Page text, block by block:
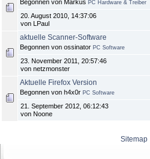
Begonnen von Markus PC Hardware & Treiber
20. August 2010, 14:37:06
von LPaul
aktuelle Scanner-Software
Begonnen von ossinator PC Software
23. November 2011, 20:57:46
von netzmonster
Aktuelle Firefox Version
Begonnen von h4x0r PC Software
21. September 2012, 06:12:43
von Noone
Sitemap